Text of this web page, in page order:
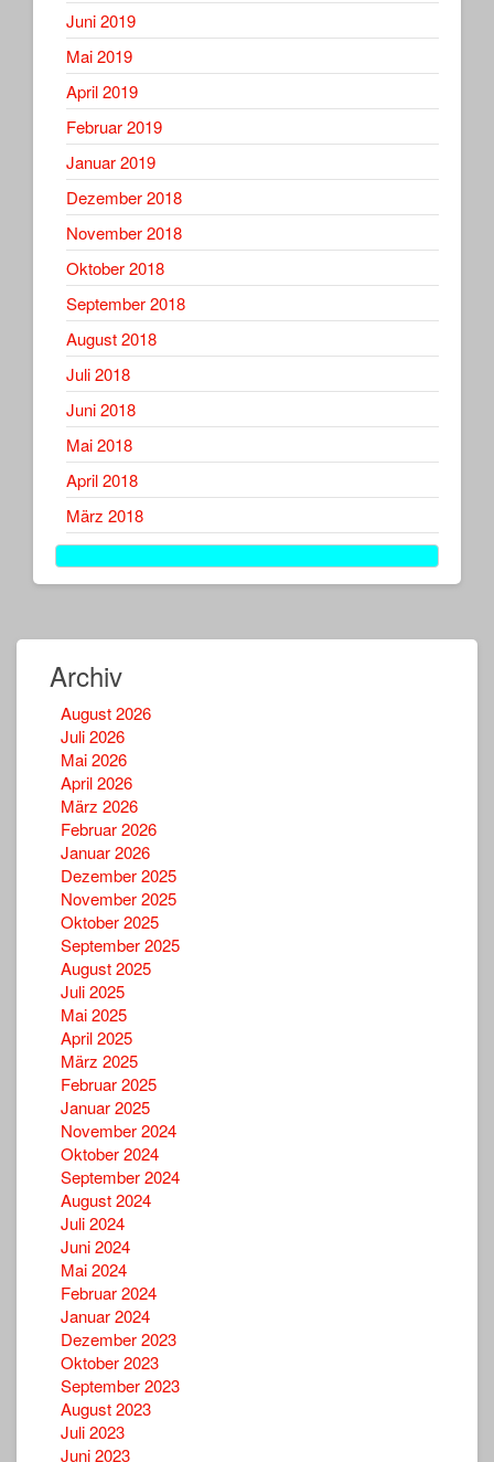
Juni 2019
Mai 2019
April 2019
Februar 2019
Januar 2019
Dezember 2018
November 2018
Oktober 2018
September 2018
August 2018
Juli 2018
Juni 2018
Mai 2018
April 2018
März 2018
Archiv
August 2026
Juli 2026
Mai 2026
April 2026
März 2026
Februar 2026
Januar 2026
Dezember 2025
November 2025
Oktober 2025
September 2025
August 2025
Juli 2025
Mai 2025
April 2025
März 2025
Februar 2025
Januar 2025
November 2024
Oktober 2024
September 2024
August 2024
Juli 2024
Juni 2024
Mai 2024
Februar 2024
Januar 2024
Dezember 2023
Oktober 2023
September 2023
August 2023
Juli 2023
Juni 2023